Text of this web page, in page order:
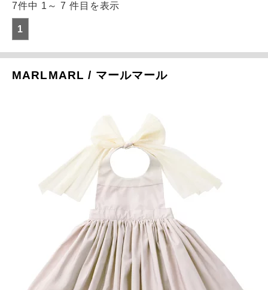
7件中 1～ 7 件目を表示
1
MARLMARL / マールマール